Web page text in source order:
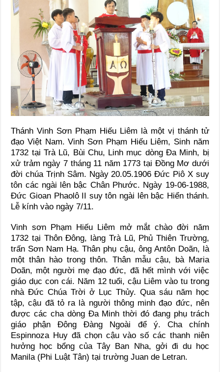
Thánh Vinh Sơn Phạm Hiếu Liêm là một vị thánh tử
đạo Việt Nam. Vinh Sơn Phạm Hiếu Liêm, Sinh năm
1732 tại Trà Lũ, Bùi Chu, Linh mục dòng Ða Minh, bị
xử trảm ngày 7 tháng 11 năm 1773 tại Ðồng Mơ dưới
đời chúa Trịnh Sâm. Ngày 20.05.1906 Đức Piô X suy
tôn các ngài lên bậc Chân Phước. Ngày 19-06-1988,
Đức Gioan Phaolô II suy tôn ngài lên bậc Hiển thánh.
Lễ kính vào ngày 7/11.
Vinh sơn Phạm Hiếu Liêm mở mắt chào đời năm
1732 tại Thôn Đông, làng Trà Lũ, Phủ Thiên Trường,
trấn Sơn Nam Hạ. Thân phụ cậu, ông Antôn Doãn, là
một thân hào trong thôn. Thân mẫu cậu, bà Maria
Doãn, một người mẹ đạo đức, đã hết mình với việc
giáo dục con cái. Năm 12 tuổi, cậu Liêm vào tu trong
nhà Đức Chúa Trời ở Lục Thủy. Qua sáu năm học
tập, cậu đã tỏ ra là người thông minh đạo đức, nên
được các cha dòng Đa Minh thời đó đang phụ trách
giáo phận Đông Đàng Ngoài để ý. Cha chính
Espinnoza Huy đã chọn cậu vào số các thanh niên
hưởng học bổng của Tây Ban Nha, gởi đi du học
Manila (Phi Luật Tân) tại trường Juan de Letran.